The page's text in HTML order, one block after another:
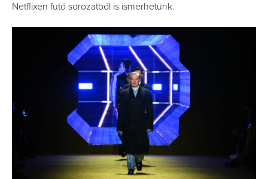
Netflixen futó sorozatból is ismerhetünk.